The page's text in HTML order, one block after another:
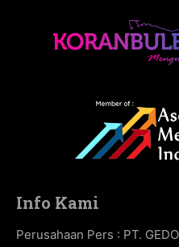
Info Kami
Perusahaan Pers : PT.